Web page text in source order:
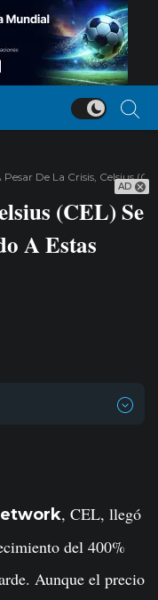
AD
Pesar De La Crisis, Celsius
(CEL) Se
A Estas
, CEL, llegó
del 400%
Aunque el precio